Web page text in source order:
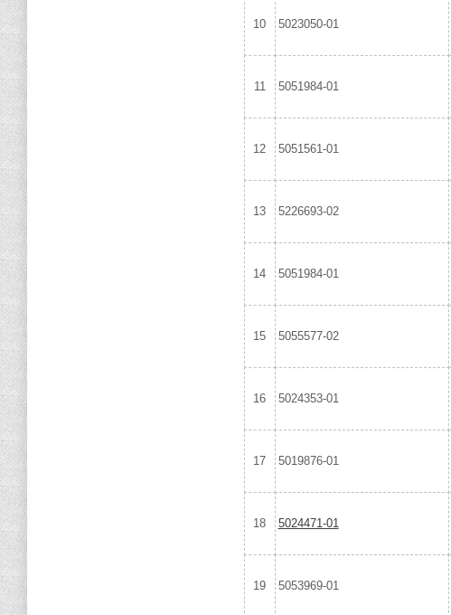
10 5023050-01
11 5051984-01
12 5051561-01
13 5226693-02
14 5051984-01
15 5055577-02
16 5024353-01
17 5019876-01
18 5024471-01
19 5053969-01